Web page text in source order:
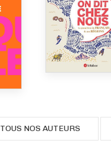
TOUS NOS AUTEURS